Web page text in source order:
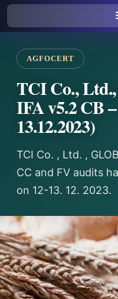
AGFOCERT
TCI Co.,
IFA v5.2 CB
13.12.2023)
TCI Co. , Ltd. ,
CC and FV audits
on 12-13. 12. 2023.